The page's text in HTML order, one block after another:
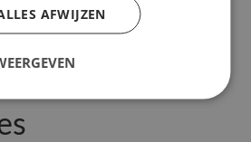
AFWIJZEN